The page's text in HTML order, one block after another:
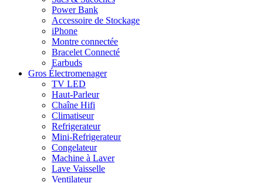
Power Bank
Accessoire de Stockage
iPhone
Montre connectée
Bracelet Connecté
Earbuds
Gros Électromenager
TV LED
Haut-Parleur
Chaîne Hifi
Climatiseur
Refrigerateur
Mini-Refrigerateur
Congelateur
Machine à Laver
Lave Vaisselle
Ventilateur